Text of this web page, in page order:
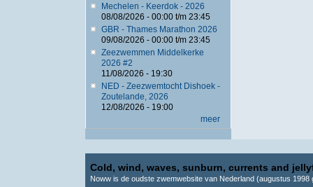
Mechelen - Keerdok - 2026
08/08/2026 - 00:00t/m 23:45
GBR - Thames Marathon 2026
09/08/2026 - 00:00t/m 23:45
Zeezwemmen Middelkerke
2026 #2
11/08/2026 - 19:30
NED - Zeezwemtocht Dishoek -
Zoutelande, 2026
12/08/2026 - 19:00
meer
Cold, wind, waves, sunburn, currents and
Noww is de oudste zwemwebsite van Nederland (augustus 1998